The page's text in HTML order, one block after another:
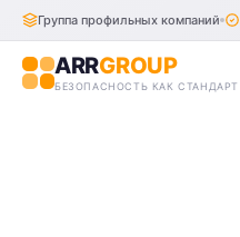
Группа профильных компаний
ARRGROUP
БЕЗОПАСНОСТЬ КАК СТАНДАРТ